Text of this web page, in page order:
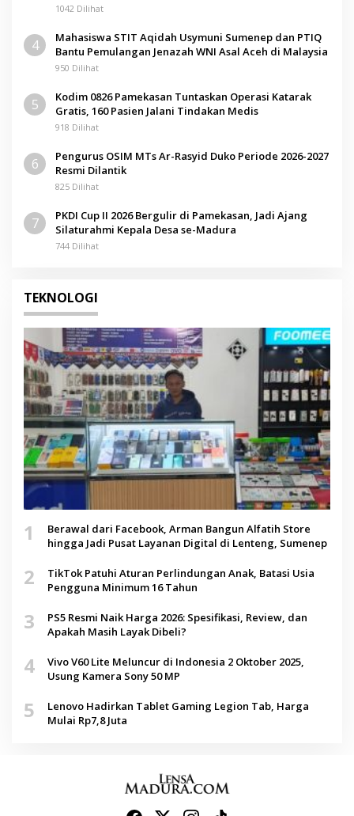
1042 Dilihat
4
Mahasiswa STIT Aqidah Usymuni Sumenep dan PTIQ
Bantu Pemulangan Jenazah WNI Asal Aceh di Malaysia
950 Dilihat
5
Kodim 0826 Pamekasan Tuntaskan Operasi Katarak
Gratis, 160 Pasien Jalani Tindakan Medis
918 Dilihat
6
Pengurus OSIM MTs Ar-Rasyid Duko Periode 2026-2027
Resmi Dilantik
825 Dilihat
7
PKDI Cup II 2026 Bergulir di Pamekasan, Jadi Ajang
Silaturahmi Kepala Desa se-Madura
744 Dilihat
TEKNOLOGI
1
Berawal dari Facebook, Arman Bangun Alfatih Store
hingga Jadi Pusat Layanan Digital di Lenteng, Sumenep
2
TikTok Patuhi Aturan Perlindungan Anak, Batasi Usia
Pengguna Minimum 16 Tahun
3
PS5 Resmi Naik Harga 2026: Spesifikasi, Review, dan
Apakah Masih Layak Dibeli?
4
Vivo V60 Lite Meluncur di Indonesia 2 Oktober 2025,
Usung Kamera Sony 50 MP
5
Lenovo Hadirkan Tablet Gaming Legion Tab, Harga
Mulai Rp7,8 Juta